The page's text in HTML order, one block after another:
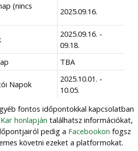
(nincs
2025.09.16.
2025.09.16. -
09.18.
TBA
Napok
2025.10.01. -
10.05.
fontos időpontokkal kapcsolatban
Kar honlapján találhatsz információkat,
pedig a Facebookon fogsz
követni ezeket a platformokat.